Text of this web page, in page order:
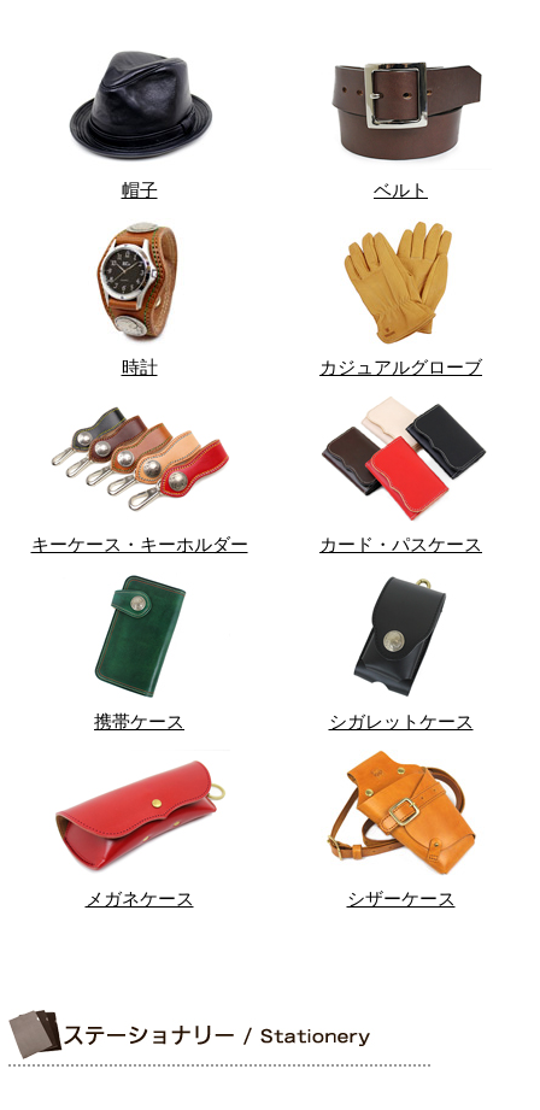
帽子 ベルト
時計 カジュアルグローブ
キーケース・キーホルダー カード・パスケース
携帯ケース シガレットケース
メガネケース シザーケース